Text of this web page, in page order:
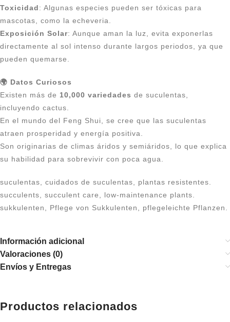
Toxicidad: Algunas especies pueden ser tóxicas para
mascotas, como la echeveria.
Exposición Solar: Aunque aman la luz, evita exponerlas
directamente al sol intenso durante largos periodos, ya que
pueden quemarse.
🌍 Datos Curiosos
Existen más de 10,000 variedades de suculentas,
incluyendo cactus.
En el mundo del Feng Shui, se cree que las suculentas
atraen prosperidad y energía positiva.
Son originarias de climas áridos y semiáridos, lo que explica
su habilidad para sobrevivir con poca agua.
suculentas, cuidados de suculentas, plantas resistentes.
succulents, succulent care, low-maintenance plants.
sukkulenten, Pflege von Sukkulenten, pflegeleichte Pflanzen.
Información adicional
Valoraciones (0)
Envíos y Entregas
Productos relacionados